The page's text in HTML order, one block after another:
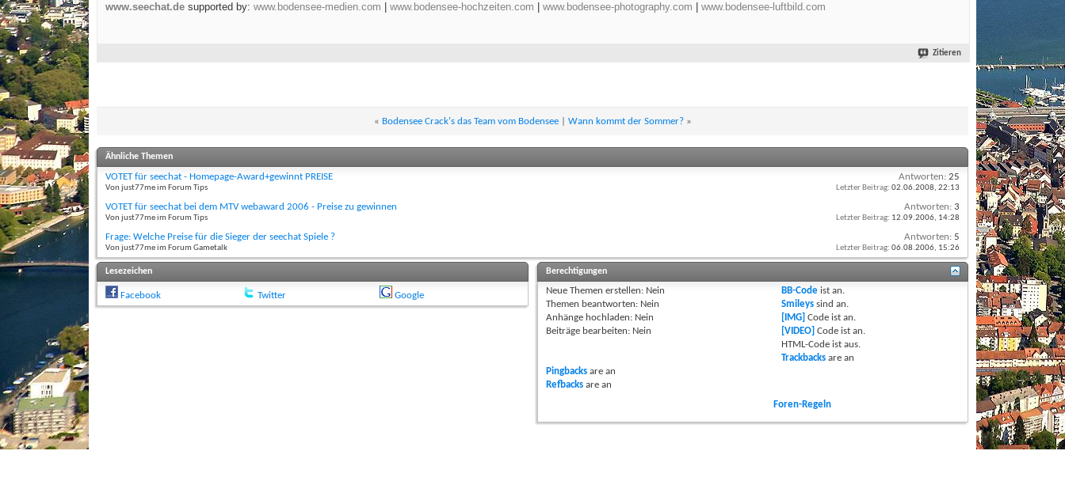
www.seechat.de supported by: www.bodensee-medien.com www.bodensee-hochzeiten.com www.bodensee-photography.com www.bodensee-luftbild.com
Zitieren
« Bodensee Crack's das Team vom Bodensee| Wann kommt der Sommer? »
Ähnliche Themen
VOTET für seechat - Homepage-Award+gewinnt PREISE
Von just77me im Forum Tips
Antworten: 25
Letzter Beitrag: 02.06.2008, 22:13
VOTET für seechat bei dem MTV webaward 2006 - Preise zu gewinnen
Von just77me im Forum Tips
Antworten: 3
Letzter Beitrag: 12.09.2006, 14:28
Frage: Welche Preise für die Sieger der seechat Spiele ?
Von just77me im Forum Gametalk
Antworten: 5
Letzter Beitrag: 06.08.2006, 15:26
Lesezeichen
Facebook Twitter Google
Berechtigungen
Neue Themen erstellen: Nein
Themen beantworten: Nein
Anhänge hochladen: Nein
Beiträge bearbeiten: Nein
BB-Code istan.
Smileys sindan.
[IMG] Code istan.
[VIDEO] Code istan.
HTML-Code istaus.
Trackbacks arean
Pingbacksare an
Refbacksare an
Foren-Regeln